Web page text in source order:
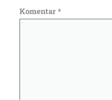
Komentar*